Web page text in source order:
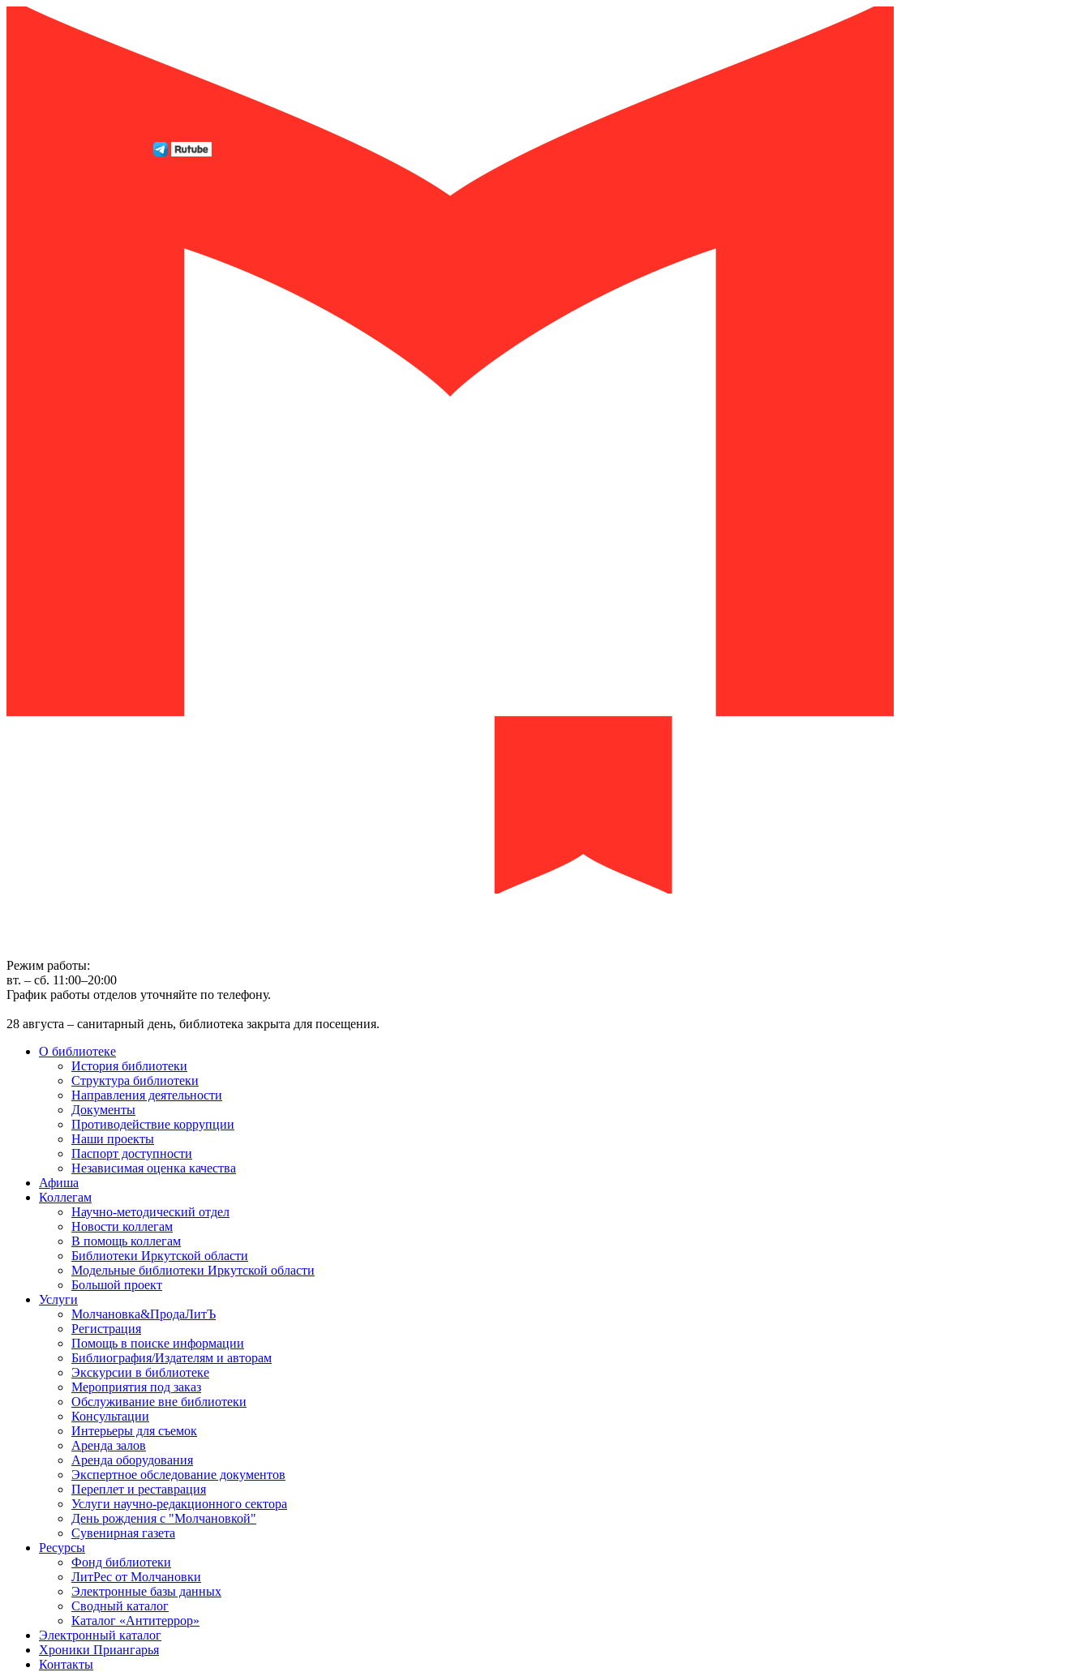
Режим работы:
вт. – сб. 11:00–20:00
График работы отделов уточняйте по телефону.
28 августа – санитарный день, библиотека закрыта для посещения.
О библиотеке
История библиотеки
Структура библиотеки
Направления деятельности
Документы
Противодействие коррупции
Наши проекты
Паспорт доступности
Независимая оценка качества
Афиша
Коллегам
Научно-методический отдел
Новости коллегам
В помощь коллегам
Библиотеки Иркутской области
Модельные библиотеки Иркутской области
Большой проект
Услуги
Молчановка&ПродаЛитЪ
Регистрация
Помощь в поиске информации
Библиография/Издателям и авторам
Экскурсии в библиотеке
Мероприятия под заказ
Обслуживание вне библиотеки
Консультации
Интерьеры для съемок
Аренда залов
Аренда оборудования
Экспертное обследование документов
Переплет и реставрация
Услуги научно-редакционного сектора
День рождения с "Молчановкой"
Сувенирная газета
Ресурсы
Фонд библиотеки
ЛитРес от Молчановки
Электронные базы данных
Сводный каталог
Каталог «Антитеррор»
Электронный каталог
Хроники Приангарья
Контакты